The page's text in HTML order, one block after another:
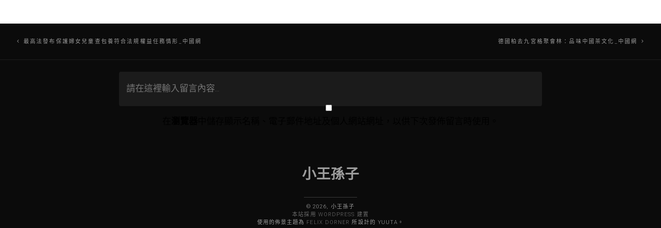
文最高法發布保護婦女兒童查包養符合法規權益任務情形_中國網 德國柏去九宮格聚會林：品味中國茶文化_中國網
小王孫子
© 2026, 小王孫子
本站採用 WORDPRESS 建置
使用的佈景主題為 FELIX DORNER 所設計的 YUUTA。